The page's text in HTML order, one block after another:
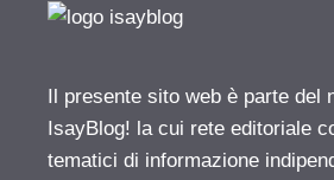
Il presente sito web è parte del
IsayBlog! la cui rete editoriale
tematici di informazione